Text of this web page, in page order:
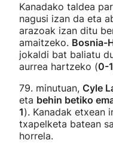
Kanadako taldea
nagusi izan da eta
arazoak izan ditu
amaitzeko. Bosnia-
jokaldi bat baliatu
aurrea hartzeko (0-1
79. minutuan, Cyle
eta behin betiko
1). Kanadak etxean
txapelketa batean
horrela.